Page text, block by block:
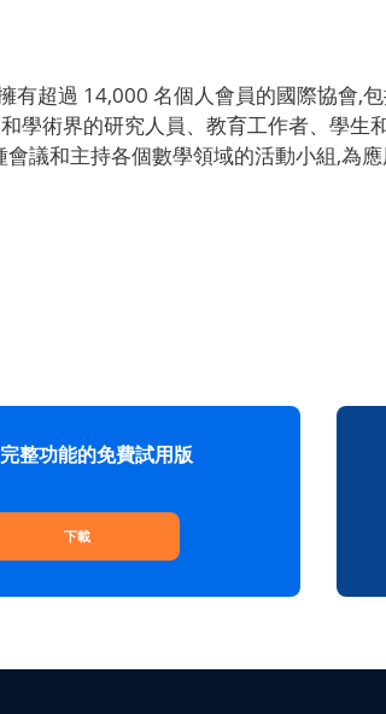
超過 14,000 名個人會員的國際協會,
學術界的研究人員、教育工作者、學生
議和主持各個數學領域的活動小組,為
整功能的免費試用版
下載